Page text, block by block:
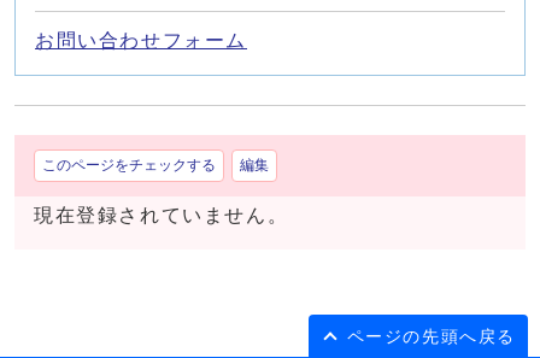
お問い合わせフォーム
このページをチェックする 編集
現在登録されていません。
ページの先頭へ戻る